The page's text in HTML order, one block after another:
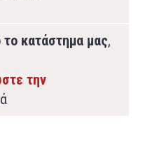
κατάστημα μας,
την